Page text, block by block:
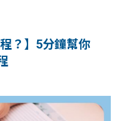
？】5分鐘幫你